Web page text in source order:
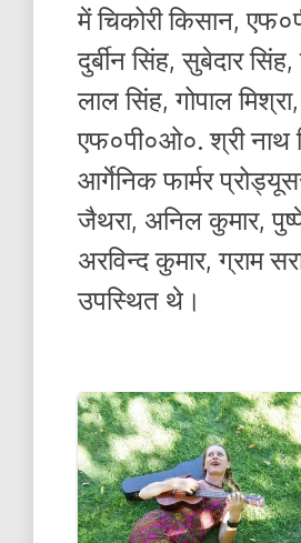
में चिकोरी किसान,
दुर्बीन सिंह, सुबेदार
लाल सिंह, गोपाल मिश्रा,
एफ०पी०ओ०. श्री नाथ
आर्गेनिक फार्मर
जैथरा, अनिल कुमार,
अरविन्द कुमार, ग्राम
उपस्थित थे।